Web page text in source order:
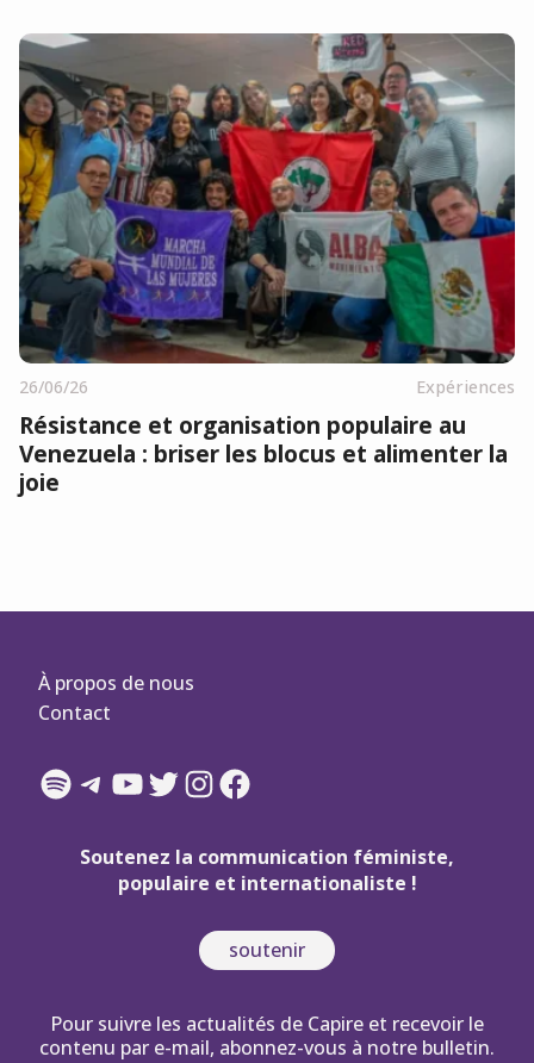
26/06/26 Expériences
Résistance et organisation populaire au
Venezuela : briser les blocus et alimenter la
joie
À propos de nous
Contact
Spotify
Telegram
YouTube
Twitter
Instagram
Facebook
Soutenez la communication féministe,
populaire et internationaliste !
soutenir
Pour suivre les actualités de Capire et recevoir le
contenu par e-mail, abonnez-vous à notre bulletin.